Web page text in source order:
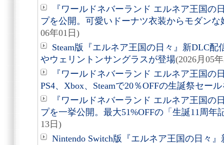
『ワールドネバーランド エルネア王国の
プを公開。可愛いドーナツ衣装からモダン
06年01日)
Steam版『エルネア王国の日々』新DLC
やウェリントンサングラスが登場(2026月05
『ワールドネバーランド エルネア王国の
PS4、Xbox、Steamで20％OFFの生誕祭セー
『ワールドネバーランド エルネア王国の
プを一挙公開。最大51%OFFの「生誕11周年
13日)
Nintendo Switch版『エルネア王国の日々